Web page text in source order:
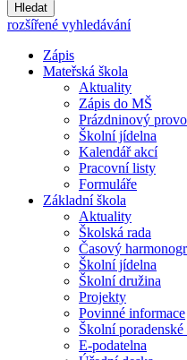
Hledat
rozšířené vyhledávání
Zápis
Mateřská škola
Aktuality
Zápis do MŠ
Prázdninový
Školní jídelna
Kalendář akcí
Pracovní listy
Formuláře
Základní škola
Aktuality
Školská rada
Časový
Školní jídelna
Školní družina
Projekty
Povinné informace
Školní poradenské
E-podatelna